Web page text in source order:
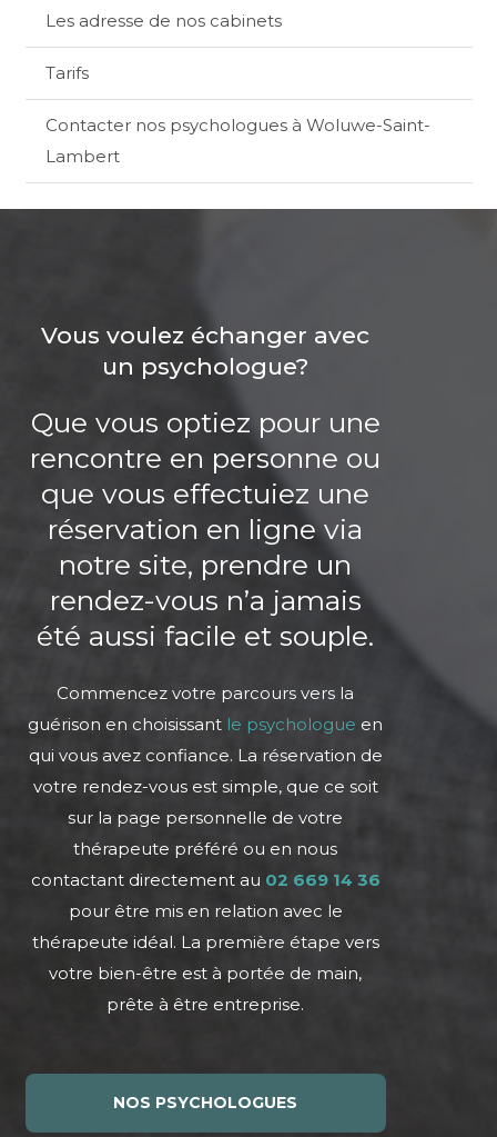
Les adresse de nos cabinets
Tarifs
Contacter nos psychologues à Woluwe-Saint-
Lambert
Vous voulez échanger avec
un psychologue?
Que vous optiez pour une
rencontre en personne ou
que vous effectuiez une
réservation en ligne via
notre site, prendre un
rendez-vous n’a jamais
été aussi facile et souple.
Commencez votre parcours vers la
guérison en choisissant le psychologue en
qui vous avez confiance. La réservation de
votre rendez-vous est simple, que ce soit
sur la page personnelle de votre
thérapeute préféré ou en nous
contactant directement au 02 669 14 36
pour être mis en relation avec le
thérapeute idéal. La première étape vers
votre bien-être est à portée de main,
prête à être entreprise.
NOS PSYCHOLOGUES